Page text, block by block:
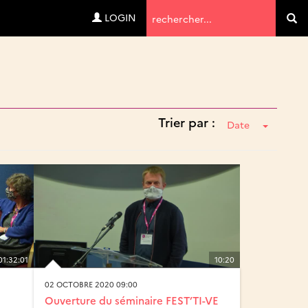
de
recherche
LOGIN
Trier par : Date
10:20
02 OCTOBRE 2020 09:00
Ouverture du séminaire FEST’TI-VE